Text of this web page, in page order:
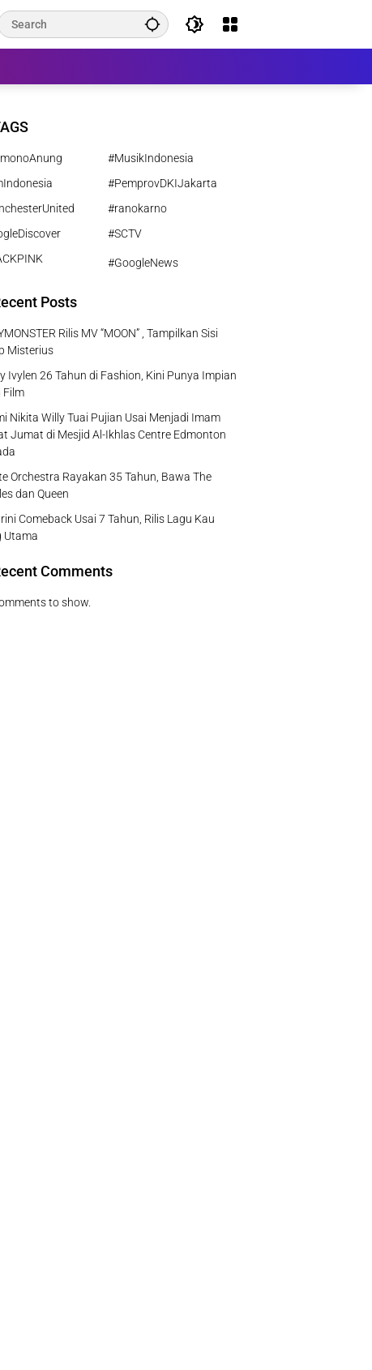
#MusikIndonesia
#PemprovDKIJakarta
#ranokarno
#SCTV
#GoogleNews
Posts
Rilis MV “MOON” , Tampilkan Sisi
Misterius
Ivylen 26 Tahun di Fashion, Kini Punya Impian
Film
Nikita Willy Tuai Pujian Usai Menjadi Imam
Jumat di Mesjid Al-Ikhlas Centre Edmonton
Orchestra Rayakan 35 Tahun, Bawa The
dan Queen
Comeback Usai 7 Tahun, Rilis Lagu Kau
Utama
Comments
to show.